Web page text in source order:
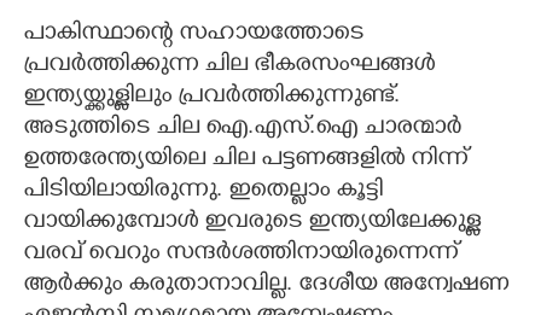
പാകിസ്ഥാന്റെ സഹായത്തോടെ
പ്രവർത്തിക്കുന്ന ചില ഭീകരസംഘങ്ങൾ
ഇന്ത്യയ്ക്കുള്ളിലും പ്രവർത്തിക്കുന്നുണ്ട്.
അടുത്തിടെ ചില ഐ.എസ്.ഐ ചാരന്മാർ
ഉത്തരേന്ത്യയിലെ ചില പട്ടണങ്ങളിൽ നിന്ന്
പിടിയിലായിരുന്നു. ഇതെല്ലാം കൂട്ടി
വായിക്കുമ്പോൾ ഇവരുടെ ഇന്ത്യയിലേക്കുള്ള
വരവ് വെറും സന്ദർശത്തിനായിരുന്നെന്ന്
ആർക്കും കരുതാനാവില്ല. ദേശീയ അന്വേഷണ